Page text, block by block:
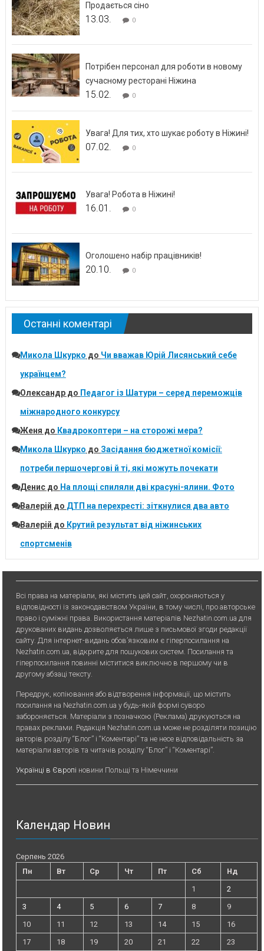
Продається сіно
13.03. 0
Потрібен персонал для роботи в новому
сучасному ресторані Ніжина
15.02. 0
Увага! Для тих, хто шукає роботу в Ніжині!
07.02. 0
Увага! Робота в Ніжині!
16.01. 0
Оголошено набір працівників!
20.10. 0
Останні коментарі
Микола Шкурко до Чи вважав Юрій Лисянський себе
українцем?
Олександрдо Педагог із Шатури – серед переможців
міжнародного конкурсу
Женя до Квадрокоптери – на сторожі мера?
Микола Шкурко до Засідання бюджетної комісії:
потреби першочергові й ті, які можуть почекати
Денисдо На площі спиляли дві красуні-ялини. Фото
Валерій до ДТП на перехресті: зіткнулися два авто
Валерій до Крутий результат від ніжинських
спортсменів
Всі права на матеріали, які містить цей сайт, охороняються у
відповідності із законодавством України, в тому числі, про авторське
право і суміжні права. Використання матерiалiв Nezhatin.com.ua для
друкованих видань дозволяється лише з письмової згоди редакції
сайту. Для iнтернет-видань обов’язковим є гiперпосилання на
Nezhatin.com.ua, відкрите для пошукових систем. Посилання та
гіперпосилання повинні міститися виключно в першому чи в
другому абзаці тексту.
Передрук, копiювання або вiдтворення iнформацiї, що мiстить
посилання на Nezhatin.com.ua у будь-якiй формi суворо
забороняється. Матеріали з позначкою (Реклама) друкуються на
правах реклами. Редакція Nezhatin.com.ua може не розділяти позицію
авторів розділу “Блог” і “Коментарі” та не несе відповідальність за
матеріали авторів та читачів розділу “Блог” і “Коментарі”.
Українці в Європі новини Польщі та Німеччини
Календар Новин
Серпень 2026
Пн
Вт Ср Чт Пт Сб
Нд
1
2
3
4 5 6 7 8
9
10
11 12 13 14 15
16
17
18 19 20 21 22 23